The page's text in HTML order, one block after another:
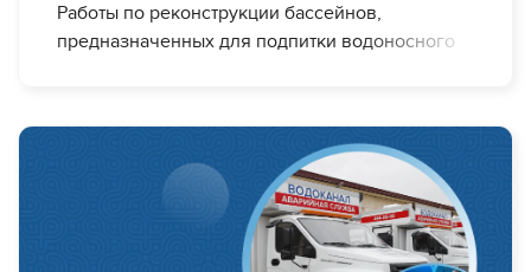
Работы по реконструкции бассейнов,
предназначенных для подпитки водоносного
Выполнена полная очистка дна пяти
бассейнов: удалены иловые отложения, снят
закольматированный слой грунта, проведена
планировка дна и откосов, очищены подающе-